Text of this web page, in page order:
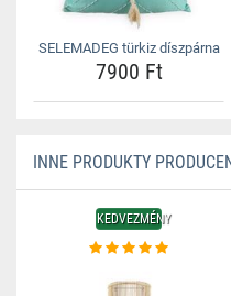
SELEMADEG türkiz díszpárna
7900 Ft
INNE PRODUKTY
KEDVEZMÉNY